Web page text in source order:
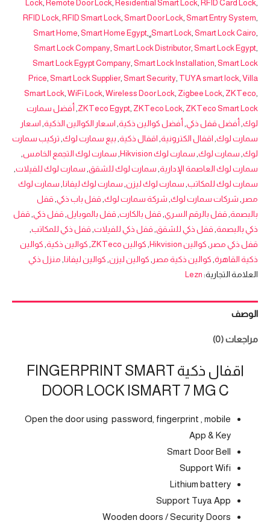
Lock, Remote Door Lock, Residential Smart Lock, RFID Card Lock,
RFID Lock, RFID Smart Lock, Smart Door Lock, Smart Entry System,
Smart Home, Smart Home Egypt, ٍSmart Lock, Smart Lock Cairo,
Smart Lock Company, Smart Lock Distributor, Smart Lock Egypt,
Smart Lock Egypt Company, Smart Lock Installation, Smart Lock
Price, Smart Lock Supplier, Smart Security, TUYA smart lock, Villa
Smart Lock, WiFi Lock, Wireless Door Lock, Zigbee Lock, ZKTeco,
ZKTeco Egypt, ZKTeco Lock, ZKTeco Smart Lock
, أفضل سمارت
لوك, أفضل قفل ذكي, أفضل كوالين ذكية, اسعار الكوالين الذكية, اسعار
سمارت لوك, اقفال الكترونية, اقفال ذكية, بيع سمارت لوك, تركيب سمارت
لوك, سمارت لوك, سمارت لوك Hikvision , سمارت لوك التجمع الخامس,
سمارت لوك العاصمة الإدارية, سمارت لوك للشقق, سمارت لوك للفيلات,
سمارت لوك للمكاتب, سمارت لوك ليزن, سمارت لوك ليفانا, سمارت لوك
مصر , شركات سمارت لوك, شركة سمارت لوك, قفل باب ذكي, قفل
بالبصمة, قفل بالرقم السري, قفل بالكارت, قفل بالموبايل, قفل ذكي, قفل
ذكي بالبصمة, قفل ذكي للشقق, قفل ذكي للفيلات, قفل ذكي للمكاتب,
قفل ذكي مصر , كوالين Hikvision , كوالين ZKTeco , كوالين ذكية, كوالين
ذكية القاهرة, كوالين ذكية مصر , كوالين ليزن, كوالين ليفانا, منزل ذكي
العلامة التجارية: Lezn
الوصف
مراجعات (0)
اقفال ذكية FINGERPRINT SMART
DOOR LOCK ISMART 7 MG C
Open the door using password, fingerprint , mobile
App & Key
Smart Door Bell
Support Wifi
Lithium battery
Support Tuya App
Wooden doors / Security Doors